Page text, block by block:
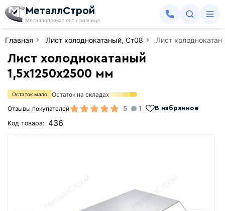
МеталлСтрой
Металлопрокат опт / розница
Главная Лист холоднокатаный, Ст08 Лист
Лист холоднокатаный
1,5х1250х2500 мм
Остаток мало
Остаток на складах
Отзывы покупателей
5 1 В избранное
Код товара: 436